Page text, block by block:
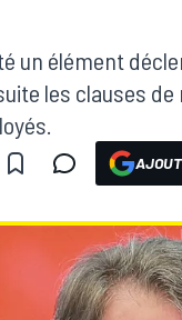
un élément
les clauses